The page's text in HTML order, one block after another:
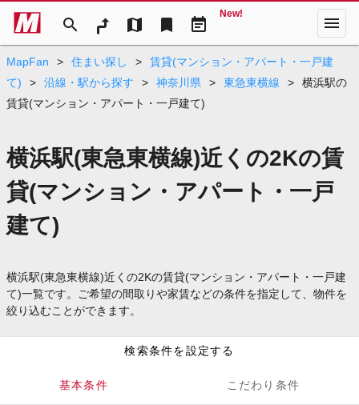
search map bookmark event_note
New! menu
MapFan > 住まい探し >
賃貸(マンション・アパート・一戸建
て)
> 沿線・駅から探す > 神奈川県 > 東急東横線 >
横浜駅の
賃貸(マンション・アパート・一戸建て)
横浜駅(東急東横線)近くの2Kの賃
貸(マンション・アパート・一戸
建て)
横浜駅(東急東横線)近くの2Kの賃貸(マンション・アパート・一戸建
て)一覧です。ご希望の間取りや家賃などの条件を指定して、物件を
絞り込むことができます。
検索条件を設定する
基本条件 こだわり条件